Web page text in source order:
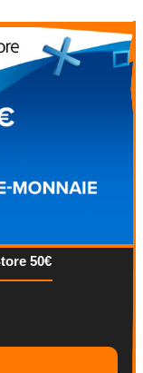
50€